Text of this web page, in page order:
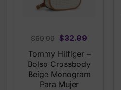
$69.99 Original
price
was:
$69.99.
$32.99
is:
$32.99.
Tommy Hilfiger –
Bolso Crossbody
Beige Monogram
Para Mujer